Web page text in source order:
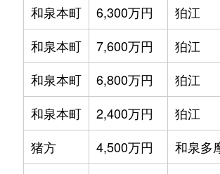
和泉本町
6,300万円 狛江
和泉本町
7,600万円 狛江
和泉本町
6,800万円 狛江
和泉本町
2,400万円 狛江
猪方
4,500万円 和泉多